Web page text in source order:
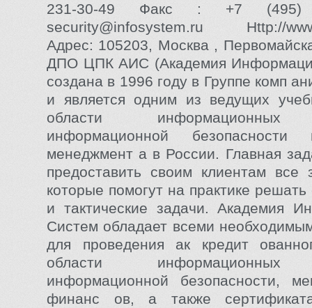
231-30-49 Факс : +7 (495)
security@infosystem.ru Http://
Адрес: 105203, Москва ,
ДПО ЦПК АИС (Академия
создана в 1996 году в Группе комп
и является одним из ведущих
области информационных
информационной
менеджмент а в России. Главная
предоставить своим клиентам все
которые помогут на практике решать
и тактические задачи. Академия
Систем обладает всеми
для проведения ак кредит
области информационных
информационной безопасности,
финанс ов, а также